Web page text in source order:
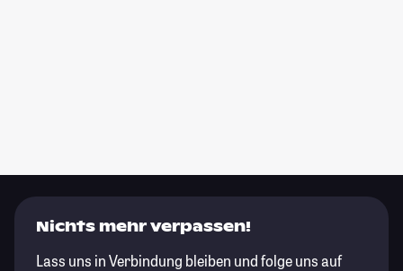
Nichts mehr verpassen!
Lass uns in Verbindung bleiben und folge uns auf